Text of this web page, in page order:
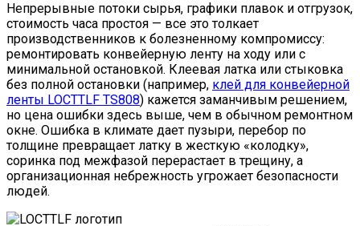
Непрерывные потоки сырья, графики плавок и отгрузок,
стоимость часа простоя — все это толкает
производственников к болезненному компромиссу:
ремонтировать конвейерную ленту на ходу или с
минимальной остановкой. Клеевая латка или стыковка
без полной остановки (например, клей для конвейерной
ленты LOCTTLF TS808) кажется заманчивым решением,
но цена ошибки здесь выше, чем в обычном ремонтном
окне. Ошибка в климате дает пузыри, перебор по
толщине превращает латку в жесткую «колодку»,
соринка под межфазой перерастает в трещину, а
организационная небрежность угрожает безопасности
людей.